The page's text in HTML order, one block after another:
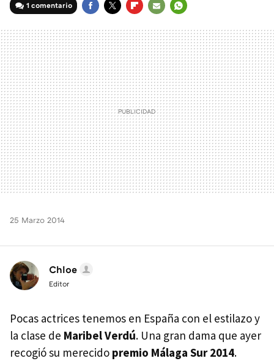
1 comentario
MAIL
25 Marzo 2014
Chloe
Editor
Pocas actrices tenemos en España con el estilazo y
la clase de Maribel Verdú. Una gran dama que ayer
recogió su merecido premio Málaga Sur 2014.